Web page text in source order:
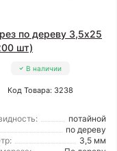
по дереву 3,5x25
шт)
В наличии
Код Товара: 3238
потайной
по дереву
3,5 мм